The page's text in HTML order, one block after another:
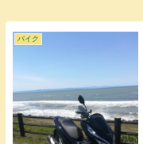
バイク